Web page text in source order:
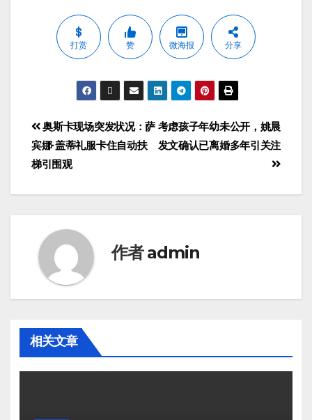
打赏 赞 微海报 分享
考虑孩子年幼未公开，姚晨
发文确认已离婚多年引关注
奥斯卡现场突发状况：萨
宾娜·盖蒂礼服卡住自动扶
梯引围观
作者admin
相关文章